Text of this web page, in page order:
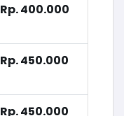
Rp. 400.000
Rp. 450.000
Rp. 450.000